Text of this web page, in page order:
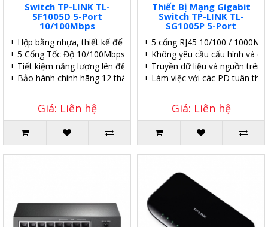
Switch TP-LINK TL-
SF1005D 5-Port
10/100Mbps
+ Hộp bằng nhựa, thiết kế để bàn.
+ 5 Cổng Tốc Độ 10/100Mbps.
+ Tiết kiệm năng lượng lên đến 60%.
+ Bảo hành chính hãng 12 tháng.
Giá: Liên hệ
Thiết Bị Mạng Gigabit
Switch TP-LINK TL-
SG1005P 5-Port
+ 5 cổng RJ45 10/100 /
+ Không yêu cầu cấu hình và
+ Truyền dữ liệu và nguồn trên
+ Làm việc với các PD tuân thủ
Giá: Liên hệ